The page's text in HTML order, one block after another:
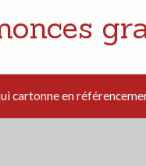
cartonne en